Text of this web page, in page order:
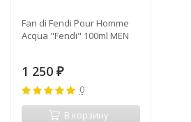
Fan di Fendi Pour Homme
Acqua "Fendi" 100ml MEN
1 250 ₽
0
В корзину